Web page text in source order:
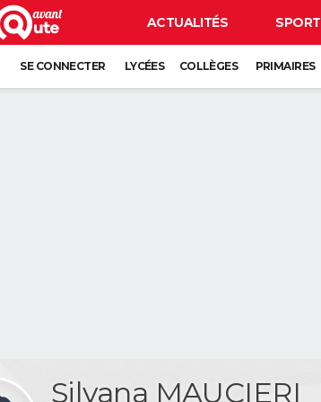
ACTUALITÉS SPORT
SE CONNECTER LYCÉES COLLÈGES PRIMAIRES
Silvana MAUCIERI